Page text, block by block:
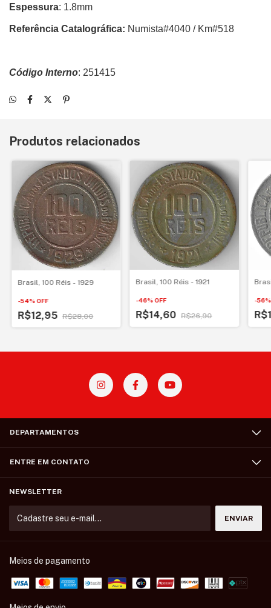
Espessura: 1.8mm
Referência Catalográfica: Numista#4040 / Km#518
Código Interno: 251415
Produtos relacionados
Brasil, 100 Réis - 1929
-54%OFF
R$12,95 R$28,00
Brasil, 100 Réis - 1921
-46%OFF
R$14,60 R$26,90
-56
DEPARTAMENTOS
ENTRE EM CONTATO
NEWSLETTER
Meios de pagamento